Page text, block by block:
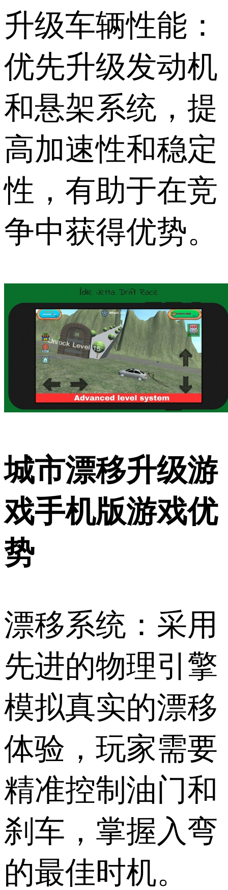
升级车辆性能：
优先升级发动机
和悬架系统，提
高加速性和稳定
性，有助于在竞
争中获得优势。
城市漂移升级游
戏手机版游戏优
势
漂移系统：采用
先进的物理引擎
模拟真实的漂移
体验，玩家需要
精准控制油门和
刹车，掌握入弯
的最佳时机。